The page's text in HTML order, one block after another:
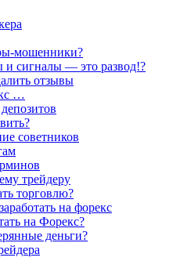
мошенники?
и сигналы — это развод!?
отзывы
…
советников
трейдеру
торговлю?
на форекс
на Форекс?
деньги?